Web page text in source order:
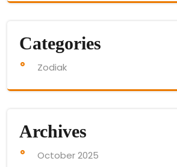
Categories
Zodiak
Archives
October 2025